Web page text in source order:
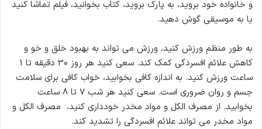
و خانواده خود بروید، به پارک بروید، کتاب بخوانید، فیلم تماشا کنید
یا به موسیقی گوش دهید.
به طور منظم ورزش کنید، ورزش می تواند به بهبود خلق و خو و
کاهش علائم افسردگی کمک کند. سعی کنید هر روز 30 دقیقه تا 1
ساعت ورزش کنید. به اندازه کافی بخوابید، خواب کافی برای سلامت
جسم و روان ضروری است. سعی کنید هر شب 7 تا 8 ساعت
بخوابید. از مصرف الکل و مواد مخدر خودداری کنید، مصرف الکل و
مواد مخدر می تواند علائم افسردگی را تشدید کند.